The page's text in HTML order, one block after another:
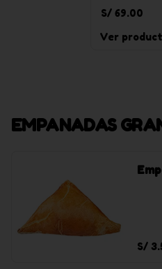
crema
decorado
chantilly de
Para 20
S/ 69.00
Ver
EMPANADAS
S/